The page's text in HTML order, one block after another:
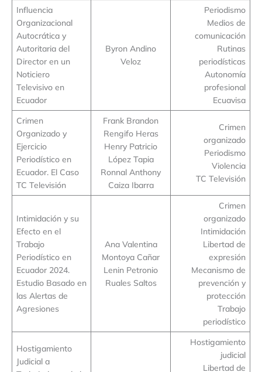
Influencia
Organizacional
Autocrática y
Autoritaria del
Director en un
Noticiero
Televisivo en
Ecuador
Byron Andino
Veloz
Periodismo
Medios de
comunicación
Rutinas
periodísticas
Autonomía
profesional
Ecuavisa
Crimen
Organizado y
Ejercicio
Periodístico en
Ecuador. El Caso
TC Televisión
Frank Brandon
Rengifo Heras
Henry Patricio
López Tapia
Ronnal Anthony
Caiza Ibarra
Crimen
organizado
Periodismo
Violencia
TC Televisión
Intimidación y su
Efecto en el
Trabajo
Periodístico en
Ecuador 2024.
Estudio Basado en
las Alertas de
Agresiones
Ana Valentina
Montoya Cañar
Lenin Petronio
Ruales Saltos
Crimen
organizado
Intimidación
Libertad de
expresión
Mecanismo de
prevención y
protección
Trabajo
periodístico
Hostigamiento
Judicial a
Hostigamiento
judicial
Libertad de